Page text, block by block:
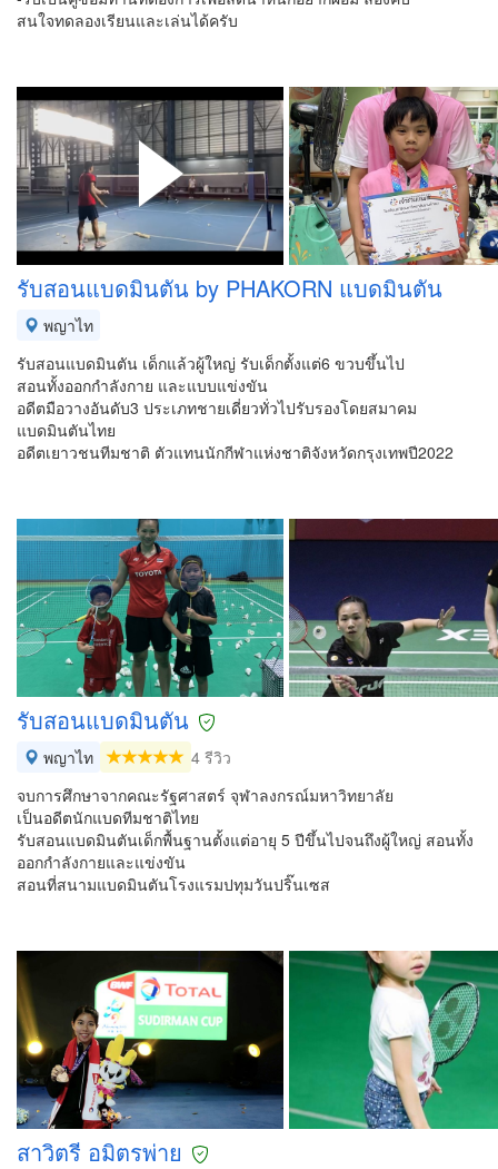
สนใจทดลองเรียนและเล่นได้ครับ
รับสอนแบดมินตัน by PHAKORN แบดมินตัน
พญาไท
รับสอนแบดมินตัน เด็กแล้วผู้ใหญ่ รับเด็กตั้งแต่6 ขวบขึ้นไป
สอนทั้งออกกำลังกาย และแบบแข่งขัน
อดีตมือวางอันดับ3 ประเภทชายเดี่ยวทั่วไปรับรองโดยสมาคม
แบดมินตันไทย
อดีตเยาวชนทีมชาติ ตัวแทนนักกีฬาแห่งชาติจังหวัดกรุงเทพปี2022
รับสอนแบดมินตัน
พญาไท
4 รีวิว
จบการศึกษาจากคณะรัฐศาสตร์ จุฬาลงกรณ์มหาวิทยาลัย
เป็นอดีตนักแบดทีมชาติไทย
รับสอนแบดมินตันเด็กพื้นฐานตั้งแต่อายุ 5 ปีขึ้นไปจนถึงผู้ใหญ่ สอนทั้ง
ออกกำลังกายและแข่งขัน
สอนที่สนามแบดมินตันโรงแรมปทุมวันปริ๊นเซส
สาวิตรี อมิตรพ่าย